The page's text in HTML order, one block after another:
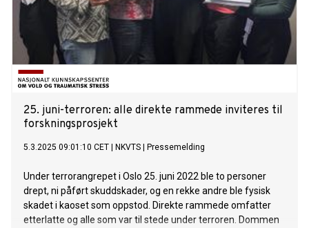
25. juni-terroren: alle direkte rammede inviteres til
forskningsprosjekt
5.3.2025 09:01:10 CET NKVTS Pressemelding
Under terrorangrepet i Oslo 25. juni 2022 ble to personer
drept, ni påført skuddskader, og en rekke andre ble fysisk
skadet i kaoset som oppstod. Direkte rammede omfatter
etterlatte og alle som var til stede under terroren. Dommen